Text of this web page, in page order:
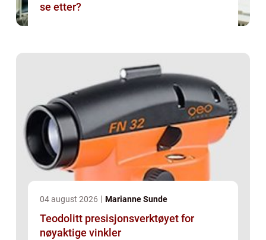
se etter?
04 august 2026 Marianne Sunde
Teodolitt presisjonsverktøyet for
nøyaktige vinkler